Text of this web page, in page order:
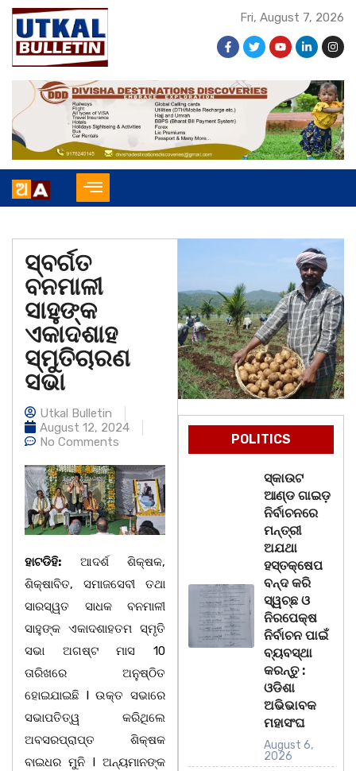
Fri, August 7, 2026
ସ୍ବର୍ଗତ
ବନମାଳୀ
ସାହୁଙ୍କ
ଏକାଦଶାହ
ସ୍ମୁତିଚାରଣ
ସଭା
Utkal Bulletin
August 12, 2024
No Comments
ହାଟଡିହି: ଆଦର୍ଶ ଶିକ୍ଷକ,
ଶିକ୍ଷାବିତ, ସମାଜସେବୀ ତଥା
ସାରସ୍ୱତ ସାଧକ ବନମାଳୀ
ସାହୁଙ୍କ ଏକାଦଶାହତମ ସ୍ମୃତି
ସଭା ଅଗଷ୍ଟ ମାସ 10
ତାରିଖରେ ଅନୁଷ୍ଠିତ
ହୋଇଯାଇଛି l ଉକ୍ତ ସଭାରେ
ସଭାପତିତ୍ୱ କରିଥିଲେ
ଅବସରପ୍ରାପ୍ତ ଶିକ୍ଷକ
ବାଇଧର ମୁନି l ଅନ୍ୟମାନଙ୍କ
POLITICS
ସ୍କାଉଟ
ଆଣ୍ଡ ଗାଇଡ଼
ନିର୍ବାଚନରେ
ମନ୍ତ୍ରୀ
ଅଯଥା
ହସ୍ତକ୍ଷେପ
ବନ୍ଦ କରି
ସ୍ୱଚ୍ଛ ଓ
ନିରପେକ୍ଷ
ନିର୍ବାଚନ ପାଇଁ
ବ୍ୟବସ୍ଥା
କରନ୍ତୁ :
ଓଡିଶା
ଅଭିଭାବକ
ମହାସଂଘ
August 6,
2026